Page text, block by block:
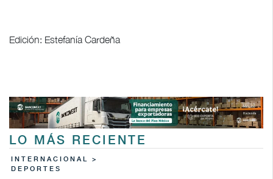
Edición: Estefanía Cardeña
LO MÁS RECIENTE
INTERNACIONAL >
DEPORTES